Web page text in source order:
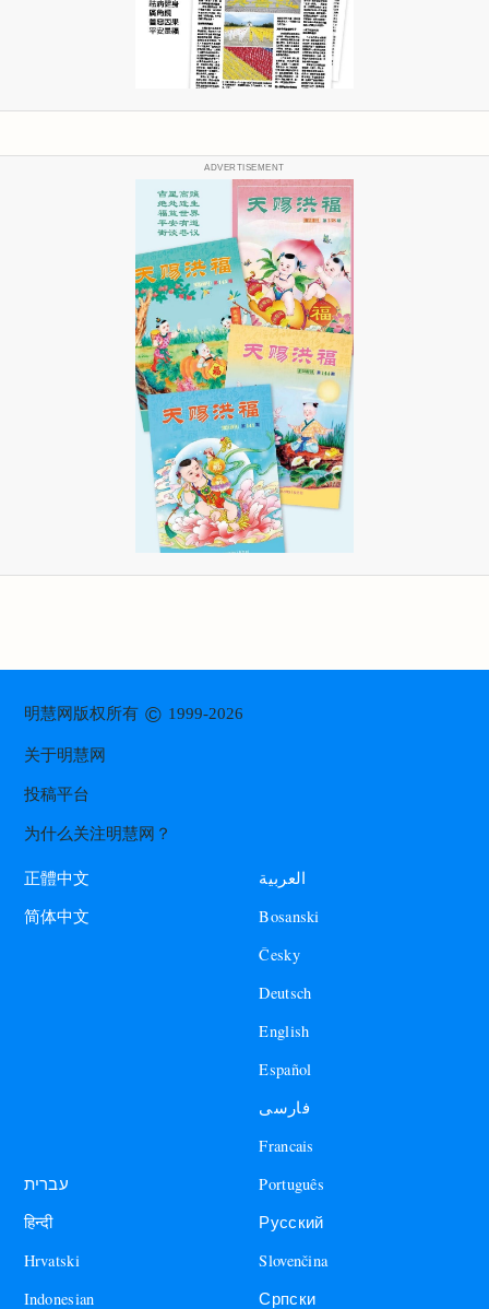
ADVERTISEMENT
明慧网版权所有© 1999-2026
关于明慧网
投稿平台
为什么关注明慧网？
正體中文
简体中文
العربية
Bosanski
Česky
Deutsch
English
Español
فارسی
Francais
עברית
हिन्दी
Hrvatski
Indonesian
Português
Русский
Slovenčina
Српски